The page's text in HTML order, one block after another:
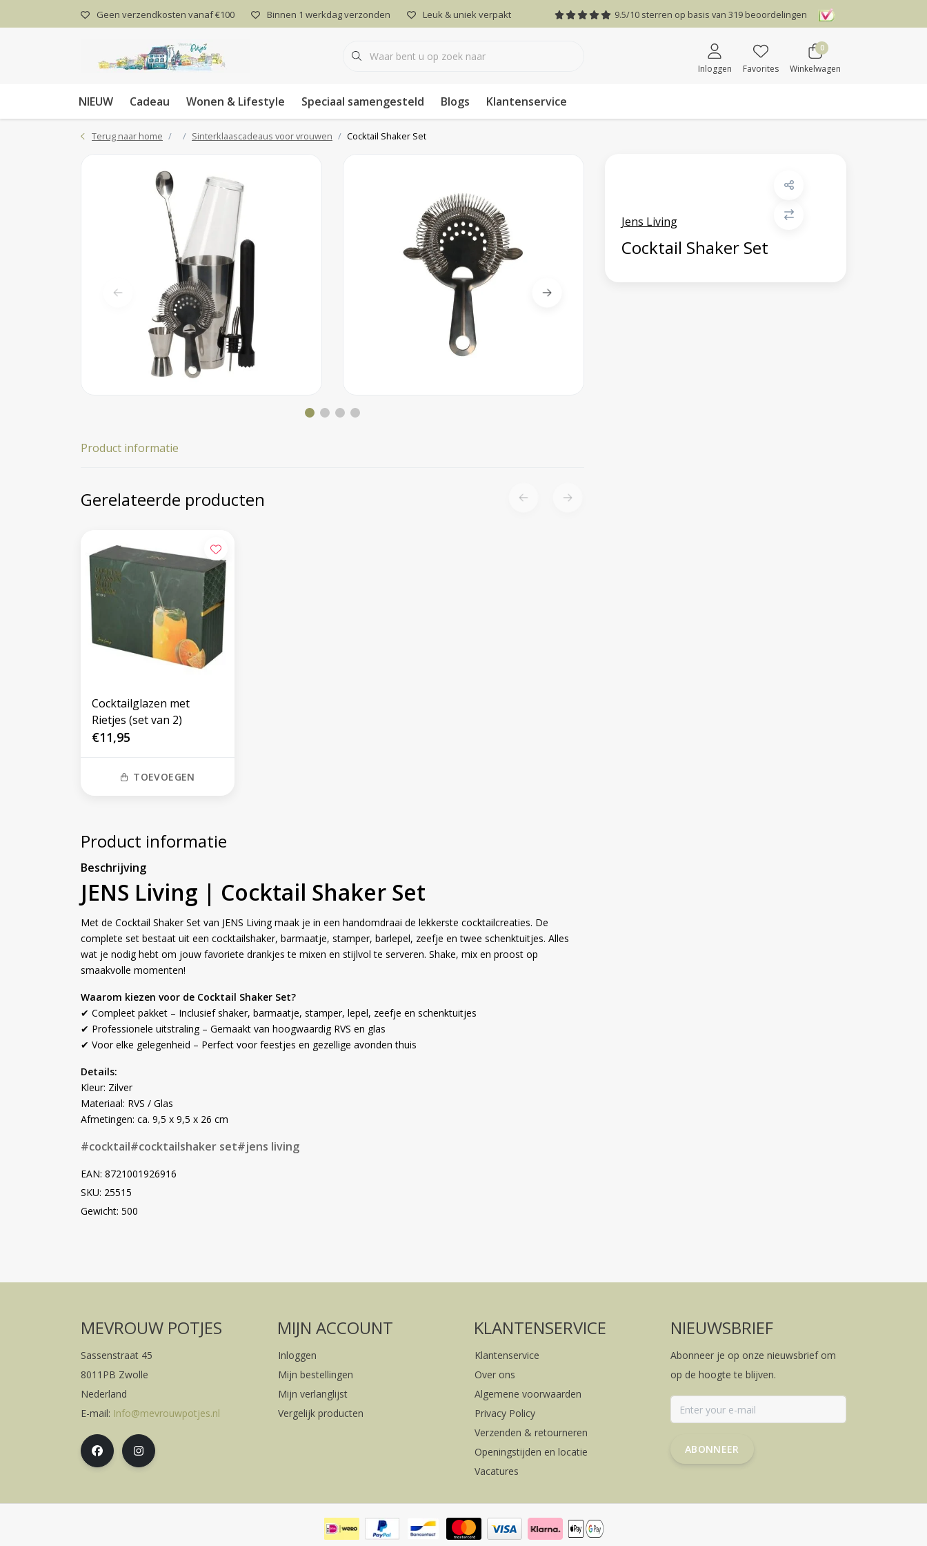
Geen verzendkosten vanaf €100 Binnen 1 werkdag verzonden Leuk & uniek verpakt 9.5/10 sterren op basis van 319 beoordelingen
Inloggen Favorites
0
Winkelwagen
NIEUW Cadeau Wonen & Lifestyle Speciaal samengesteld Blogs Klantenservice
Terug naar home Sinterklaascadeaus voor vrouwen Cocktail Shaker Set
Jens Living
Cocktail Shaker Set
Product informatie
Gerelateerde producten
Cocktailglazen met
Rietjes (set van 2)
€11,95
TOEVOEGEN
Product informatie
Beschrijving
JENS Living | Cocktail Shaker Set
Met de Cocktail Shaker Set van JENS Living maak je in een handomdraai de lekkerste cocktailcreaties. De
complete set bestaat uit een cocktailshaker, barmaatje, stamper, barlepel, zeefje en twee schenktuitjes. Alles
wat je nodig hebt om jouw favoriete drankjes te mixen en stijlvol te serveren. Shake, mix en proost op
smaakvolle momenten!
Waarom kiezen voor de Cocktail Shaker Set?
✔ Compleet pakket – Inclusief shaker, barmaatje, stamper, lepel, zeefje en schenktuitjes
✔ Professionele uitstraling – Gemaakt van hoogwaardig RVS en glas
✔ Voor elke gelegenheid – Perfect voor feestjes en gezellige avonden thuis
Details:
Kleur: Zilver
Materiaal: RVS / Glas
Afmetingen: ca. 9,5 x 9,5 x 26 cm
#cocktail#cocktailshaker set#jens living
EAN: 8721001926916
SKU: 25515
Gewicht: 500
MEVROUW POTJES
Sassenstraat 45
8011PB Zwolle
Nederland
E-mail: Info@mevrouwpotjes.nl
MIJN ACCOUNT
Inloggen
Mijn bestellingen
Mijn verlanglijst
Vergelijk producten
KLANTENSERVICE
Klantenservice
Over ons
Algemene voorwaarden
Privacy Policy
Verzenden & retourneren
Openingstijden en locatie
Vacatures
NIEUWSBRIEF
Abonneer je op onze nieuwsbrief om
op de hoogte te blijven.
ABONNEER